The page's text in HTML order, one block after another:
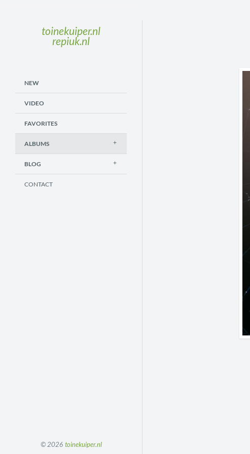
toinekuiper.nl
repiuk.nl
NEW
VIDEO
FAVORITES
ALBUMS
BLOG
CONTACT
© 2026 toinekuiper.nl